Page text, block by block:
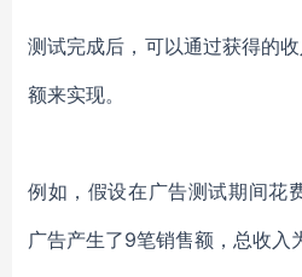
测试完成后，可以通过获得的
额来实现。
例如，假设在广告测试期间花
广告产生了9笔销售额，总收入